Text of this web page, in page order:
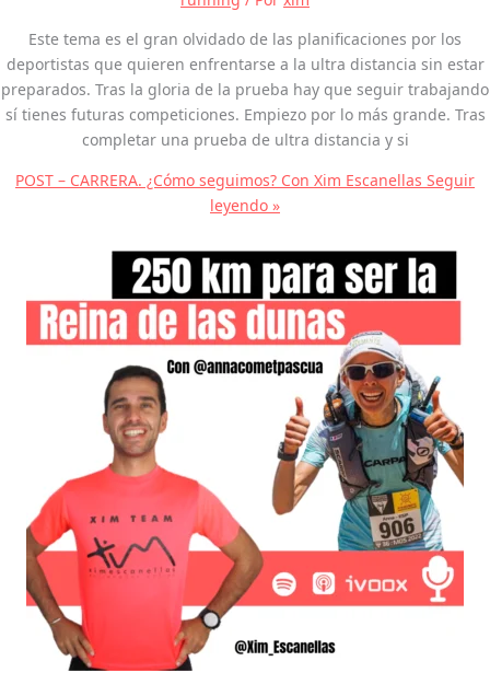
Este tema es el gran olvidado de las planificaciones por los
deportistas que quieren enfrentarse a la ultra distancia sin estar
preparados. Tras la gloria de la prueba hay que seguir trabajando
sí tienes futuras competiciones. Empiezo por lo más grande. Tras
completar una prueba de ultra distancia y si
POST – CARRERA. ¿Cómo seguimos? Con Xim Escanellas Seguir
leyendo »